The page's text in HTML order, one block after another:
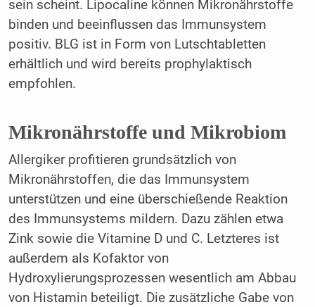
sein scheint. Lipocaline können Mikronährstoffe
binden und beeinflussen das Immunsystem
positiv. BLG ist in Form von Lutschtabletten
erhältlich und wird bereits prophylaktisch
empfohlen.
Mikronährstoffe und Mikrobiom
Allergiker profitieren grundsätzlich von
Mikronährstoffen, die das Immunsystem
unterstützen und eine überschießende Reaktion
des Immunsystems mildern. Dazu zählen etwa
Zink sowie die Vitamine D und C. Letzteres ist
außerdem als Kofaktor von
Hydroxylierungsprozessen wesentlich am Abbau
von Histamin beteiligt. Die zusätzliche Gabe von